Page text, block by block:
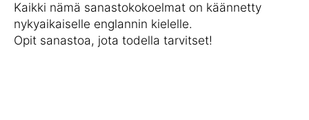
Kaikki nämä sanastokokoelmat on käännetty
nykyaikaiselle englannin kielelle.
Opit sanastoa, jota todella tarvitset!